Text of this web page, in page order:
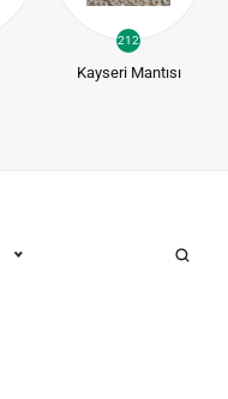
212
Kayseri Mantısı